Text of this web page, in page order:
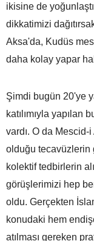
ikisine de
dikkatimizi
Aksa'da, Kudüs
daha kolay yapar
Şimdi bugün 20'ye
katılımıyla yapılan
vardı. O da
olduğu tecavüzlerin
kolektif tedbirlerin
görüşlerimizi hep
oldu. Gerçekten
konudaki hem
atılması gereken